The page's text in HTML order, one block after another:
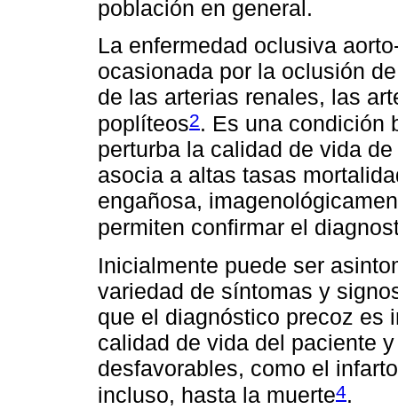
población en general.
La enfermedad oclusiva
ocasionada por la oclusión
de las arterias renales, las
poplíteos2. Es una condición
perturba la calidad de vida
asocia a altas tasas
engañosa,
permiten confirmar el
Inicialmente puede ser
variedad de síntomas y
que el diagnóstico precoz es
calidad de vida del paciente
desfavorables, como el
incluso, hasta la muerte4.